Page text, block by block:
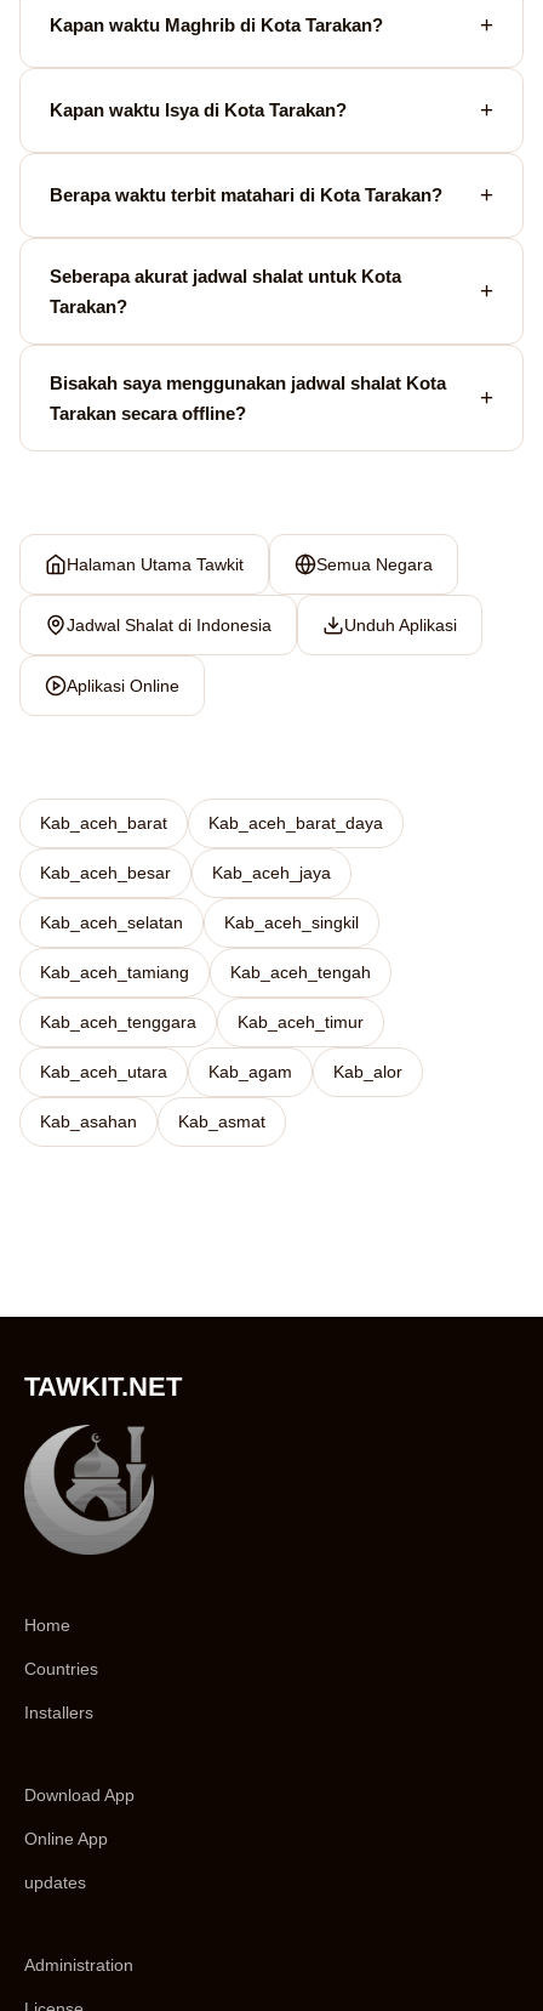
Kapan waktu Maghrib di Kota Tarakan?
Kapan waktu Isya di Kota Tarakan?
Berapa waktu terbit matahari di Kota Tarakan?
Seberapa akurat jadwal shalat untuk Kota
Tarakan?
Bisakah saya menggunakan jadwal shalat Kota
Tarakan secara offline?
Halaman Utama Tawkit Semua Negara
Jadwal Shalat di Indonesia Unduh Aplikasi
Aplikasi Online
Kab_aceh_barat Kab_aceh_barat_daya
Kab_aceh_besar Kab_aceh_jaya
Kab_aceh_selatan Kab_aceh_singkil
Kab_aceh_tamiang Kab_aceh_tengah
Kab_aceh_tenggara Kab_aceh_timur
Kab_aceh_utara Kab_agam Kab_alor
Kab_asahan Kab_asmat
TAWKIT.NET
Home
Countries
Installers
Download App
Online App
updates
Administration